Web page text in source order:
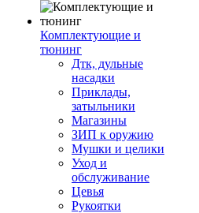
Комплектующие и
тюнинг
Дтк, дульные
насадки
Приклады,
затыльники
Магазины
ЗИП к оружию
Мушки и целики
Уход и
обслуживание
Цевья
Рукоятки